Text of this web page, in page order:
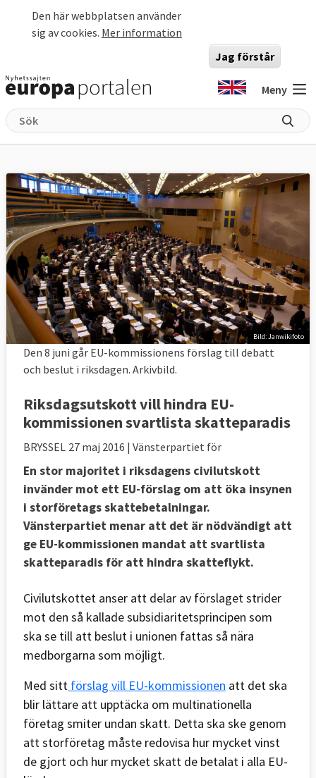
Den här webbplatsen använder
sig av cookies. Mer information
Jag förstår
Meny
Bild: Janwikifoto
Den 8 juni går EU-kommissionens förslag till debatt
och beslut i riksdagen. Arkivbild.
Riksdagsutskott vill hindra EU-
kommissionen svartlista skatteparadis
BRYSSEL 27 maj 2016 | Vänsterpartiet för
En stor majoritet i riksdagens civilutskott
invänder mot ett EU-förslag om att öka insynen
i storföretags skattebetalningar.
Vänsterpartiet menar att det är nödvändigt att
ge EU-kommissionen mandat att svartlista
skatteparadis för att hindra skatteflykt.
Civilutskottet anser att delar av förslaget strider
mot den så kallade subsidiaritetsprincipen som
ska se till att beslut i unionen fattas så nära
medborgarna som möjligt.
Med sitt förslag vill EU-kommissionen att det ska
blir lättare att upptäcka om multinationella
företag smiter undan skatt. Detta ska ske genom
att storföretag måste redovisa hur mycket vinst
de gjort och hur mycket skatt de betalat i alla EU-